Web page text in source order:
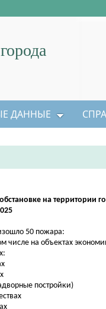
ДАННЫЕ
на территории
50 пожара:
числе на объектах
постройки)